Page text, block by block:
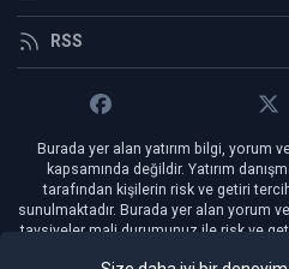
RSS
Burada yer alan yatırım bilgi, yorum
kapsamında değildir. Yatırım
tarafından kişilerin risk ve getiri
sunulmaktadır. Burada yer alan yorum
tavsiyeler mali durumunuz ile risk ve